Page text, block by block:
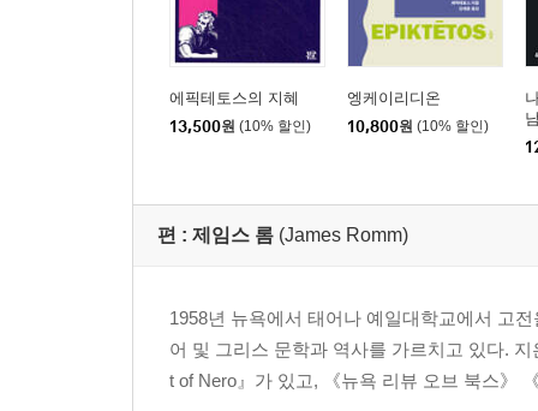
에픽테토스의 지혜
13,500원 (10% 할인)
엥케이리디온
10,800원 (10% 할인)
편 : 제임스 롬 (James Romm)
1958년 뉴욕에서 태어나 예일대학교에서 고
어 및 그리스 문학과 역사를 가르치고 있다.
t of Nero』가 있고, 《뉴욕 리뷰 오브 북스》